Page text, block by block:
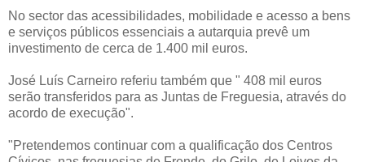
No sector das acessibilidades, mobilidade e acesso a bens
e serviços públicos essenciais a autarquia prevê um
investimento de cerca de 1.400 mil euros.
José Luís Carneiro referiu também que " 408 mil euros
serão transferidos para as Juntas de Freguesia, através do
acordo de execução".
"Pretendemos continuar com a qualificação dos Centros